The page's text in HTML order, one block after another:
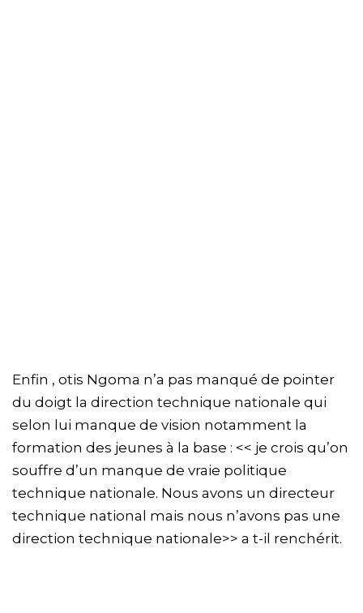
Enfin , otis Ngoma n’a pas manqué de pointer
du doigt la direction technique nationale qui
selon lui manque de vision notamment la
formation des jeunes à la base : << je crois qu’on
souffre d’un manque de vraie politique
technique nationale. Nous avons un directeur
technique national mais nous n’avons pas une
direction technique nationale>> a t-il renchérit.